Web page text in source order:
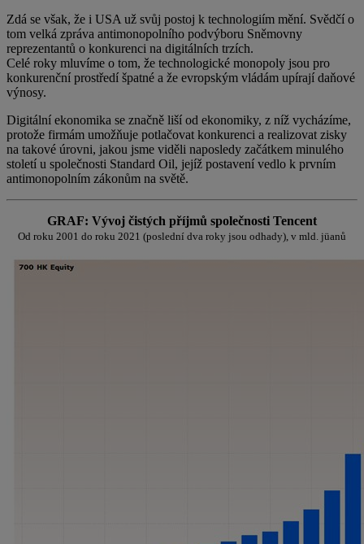
Zdá se však, že i USA už svůj postoj k technologiím mění. Svědčí o
tom velká zpráva antimonopolního podvýboru Sněmovny
reprezentantů o konkurenci na digitálních trzích.
Celé roky mluvíme o tom, že technologické monopoly jsou pro
konkurenční prostředí špatné a že evropským vládám upírají daňové
výnosy.
Digitální ekonomika se značně liší od ekonomiky, z níž vycházíme,
protože firmám umožňuje potlačovat konkurenci a realizovat zisky
na takové úrovni, jakou jsme viděli naposledy začátkem minulého
století u společnosti Standard Oil, jejíž postavení vedlo k prvním
antimonopolním zákonům na světě.
GRAF: Vývoj čistých příjmů společnosti Tencent
Od roku 2001 do roku 2021 (poslední dva roky jsou odhady), v mld. jüanů